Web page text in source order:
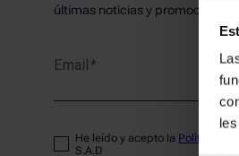
últimas noticias y promociones
Email
He leído y acepto la Política de
S.A.D